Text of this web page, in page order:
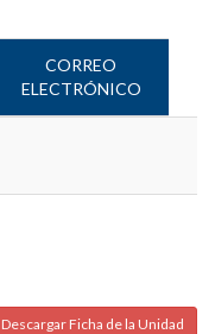
CORREO
ELECTRÓNICO
Descargar Ficha de la Unidad